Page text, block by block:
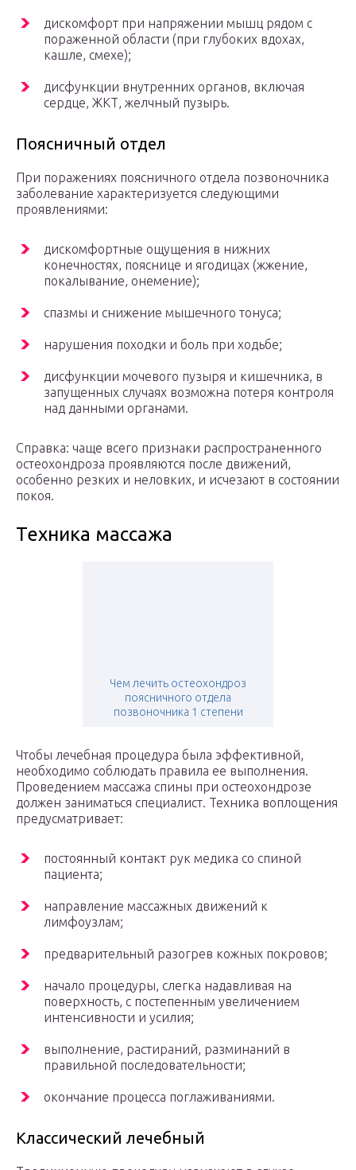
дискомфорт при напряжении мышц рядом с
пораженной области (при глубоких вдохах,
кашле, смехе);
дисфункции внутренних органов, включая
сердце, ЖКТ, желчный пузырь.
Поясничный отдел
При поражениях поясничного отдела позвоночника
заболевание характеризуется следующими
проявлениями:
дискомфортные ощущения в нижних
конечностях, пояснице и ягодицах (жжение,
покалывание, онемение);
спазмы и снижение мышечного тонуса;
нарушения походки и боль при ходьбе;
дисфункции мочевого пузыря и кишечника, в
запущенных случаях возможна потеря контроля
над данными органами.
Справка: чаще всего признаки распространенного
остеохондроза проявляются после движений,
особенно резких и неловких, и исчезают в состоянии
покоя.
Техника массажа
Чем лечить остеохондроз
поясничного отдела
позвоночника 1 степени
Чтобы лечебная процедура была эффективной,
необходимо соблюдать правила ее выполнения.
Проведением массажа спины при остеохондрозе
должен заниматься специалист. Техника воплощения
предусматривает:
постоянный контакт рук медика со спиной
пациента;
направление массажных движений к
лимфоузлам;
предварительный разогрев кожных покровов;
начало процедуры, слегка надавливая на
поверхность, с постепенным увеличением
интенсивности и усилия;
выполнение, растираний, разминаний в
правильной последовательности;
окончание процесса поглаживаниями.
Классический лечебный